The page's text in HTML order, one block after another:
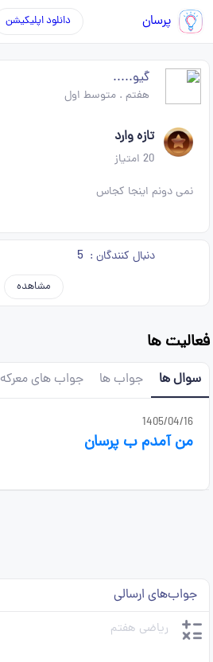
پرسان دانلود اپلیکیشن
گیو.....
هفتم .متوسط اول
تازه وارد
20 امتیاز
نمی دونم اینجا کجاس
دنبال کنندگان : 5
مشاهده
فعالیت ها
سوال ها جواب ها جواب های معرکه
1405/04/16
من آمدم ب پرسان
جواب‌های ارسالی
ریاضی هفتم